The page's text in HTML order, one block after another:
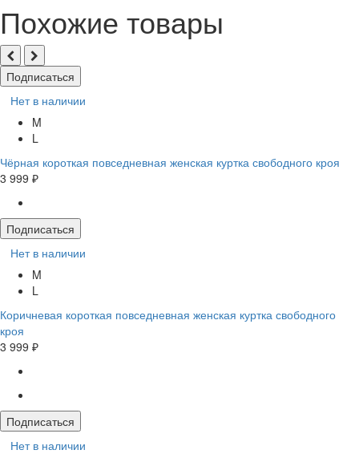
Похожие товары
Подписаться
Нет в наличии
M
L
Чёрная короткая повседневная женская куртка свободного кроя
3 999 ₽
Подписаться
Нет в наличии
M
L
Коричневая короткая повседневная женская куртка свободного
кроя
3 999 ₽
Подписаться
Нет в наличии